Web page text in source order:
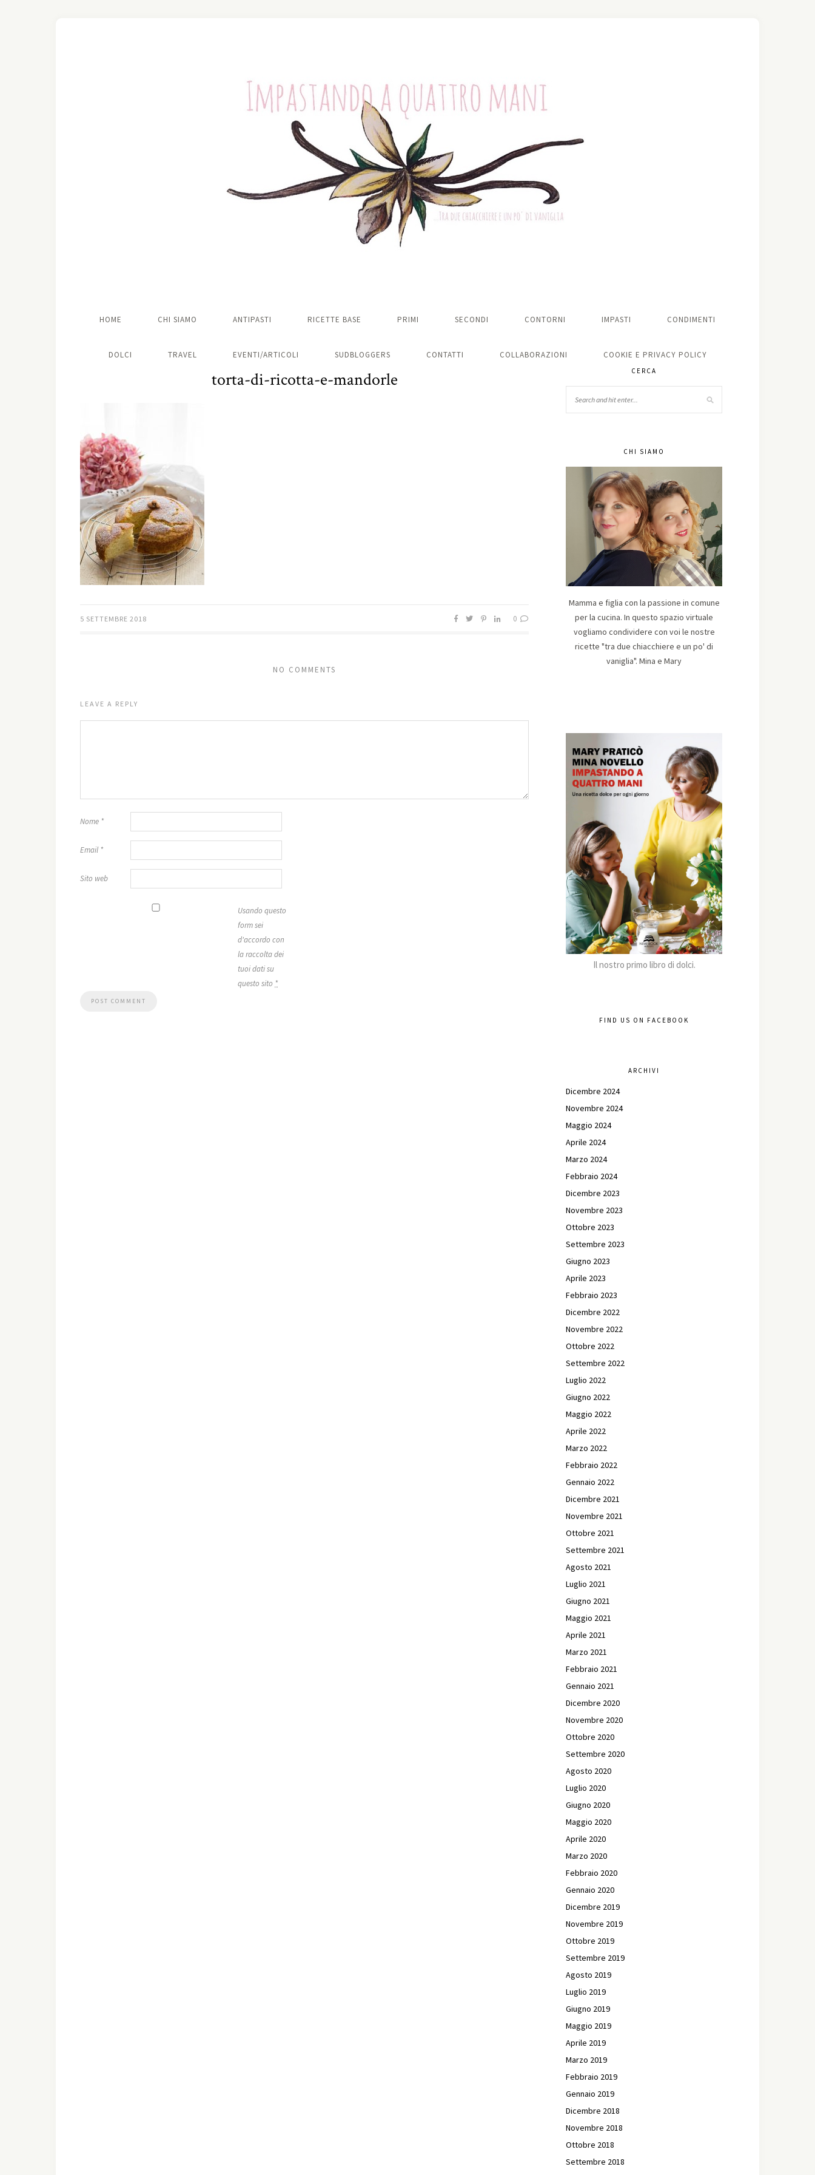
HOME CHI SIAMO ANTIPASTI RICETTE BASE PRIMI SECONDI CONTORNI IMPASTI CONDIMENTI
DOLCI TRAVEL EVENTI/ARTICOLI SUDBLOGGERS CONTATTI COLLABORAZIONI COOKIE E PRIVACY POLICY
torta-di-ricotta-e-mandorle
5 SETTEMBRE 2018 0
NO COMMENTS
LEAVE A REPLY
Nome *
Email *
Sito web
Usando questo
form sei
d'accordo con
la raccolta dei
tuoi dati su
questo sito *
CERCA
CHI SIAMO
Mamma e figlia con la passione in comune
per la cucina. In questo spazio virtuale
vogliamo condividere con voi le nostre
ricette "tra due chiacchiere e un po' di
vaniglia". Mina e Mary
Il nostro primo libro di dolci.
FIND US ON FACEBOOK
ARCHIVI
Dicembre 2024
Novembre 2024
Maggio 2024
Aprile 2024
Marzo 2024
Febbraio 2024
Dicembre 2023
Novembre 2023
Ottobre 2023
Settembre 2023
Giugno 2023
Aprile 2023
Febbraio 2023
Dicembre 2022
Novembre 2022
Ottobre 2022
Settembre 2022
Luglio 2022
Giugno 2022
Maggio 2022
Aprile 2022
Marzo 2022
Febbraio 2022
Gennaio 2022
Dicembre 2021
Novembre 2021
Ottobre 2021
Settembre 2021
Agosto 2021
Luglio 2021
Giugno 2021
Maggio 2021
Aprile 2021
Marzo 2021
Febbraio 2021
Gennaio 2021
Dicembre 2020
Novembre 2020
Ottobre 2020
Settembre 2020
Agosto 2020
Luglio 2020
Giugno 2020
Maggio 2020
Aprile 2020
Marzo 2020
Febbraio 2020
Gennaio 2020
Dicembre 2019
Novembre 2019
Ottobre 2019
Settembre 2019
Agosto 2019
Luglio 2019
Giugno 2019
Maggio 2019
Aprile 2019
Marzo 2019
Febbraio 2019
Gennaio 2019
Dicembre 2018
Novembre 2018
Ottobre 2018
Settembre 2018